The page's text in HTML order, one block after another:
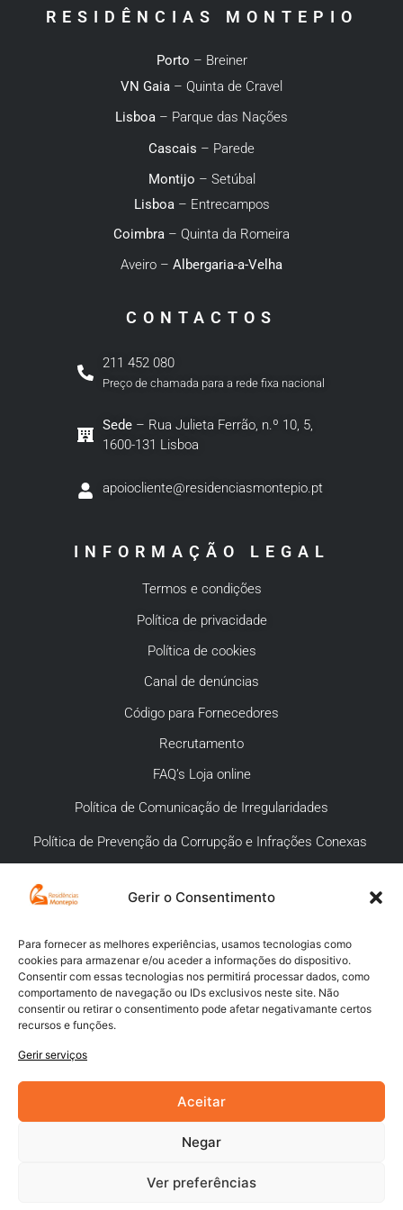
Gerir o Consentimento
Para fornecer as melhores experiências, usamos tecnologias como
cookies para armazenar e/ou aceder a informações do dispositivo.
Consentir com essas tecnologias nos permitirá processar dados, como
comportamento de navegação ou IDs exclusivos neste site. Não
consentir ou retirar o consentimento pode afetar negativamante certos
recursos e funções.
Gerir serviços
Aceitar
Negar
Ver preferências
RESIDÊNCIAS MONTEPIO
Porto – Breiner
VN Gaia– Quinta de Cravel
Lisboa – Parque das Nações
Cascais – Parede
Montijo – Setúbal
Lisboa– Entrecampos
Coimbra – Quinta da Romeira
Aveiro – Albergaria-a-Velha
CONTACTOS
211 452 080
Preço de chamada para a rede fixa nacional
Sede– Rua Julieta Ferrão, n.º 10, 5,
1600-131 Lisboa
apoiocliente@residenciasmontepio.pt
INFORMAÇÃO LEGAL
Termos e condições
Política de privacidade
Política de cookies
Canal de denúncias
Código para Fornecedores
Recrutamento
FAQ’s Loja online
Política de Comunicação de Irregularidades
Política de Prevenção da Corrupção e Infrações Conexas
APOIO AO CLIENTE
Meios de pagamento
Compra segura
Campanhas promocionais